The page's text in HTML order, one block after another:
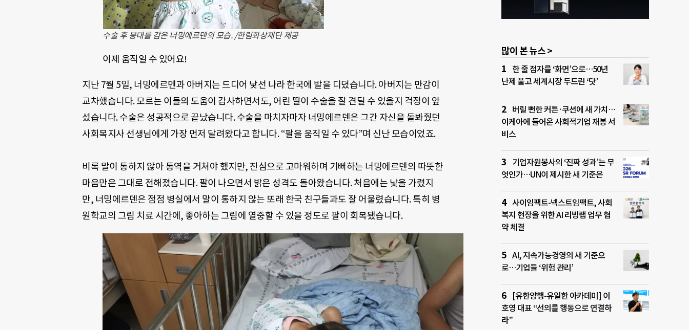
수술 후 붕대를 감은 너밍에르덴의 모습. /한림화상재단 제공
이제 움직일 수 있어요!
지난 7월 5일, 너밍에르덴과 아버지는 드디어 낯선 나라 한국에 발을 디뎠습니다. 아버지는 만감이
교차했습니다. 모르는 이들의 도움이 감사하면서도, 어린 딸이 수술을 잘 견딜 수 있을지 걱정이 앞
섰습니다. 수술은 성공적으로 끝났습니다.수술을 마치자마자 너밍에르덴은 그간 자신을 돌봐줬던
사회복지사 선생님에게 가장 먼저 달려왔다고 합니다. “팔을 움직일 수 있다”며 신난 모습이었죠.
비록 말이 통하지 않아 통역을 거쳐야 했지만, 진심으로 고마워하며 기뻐하는 너밍에르덴의 따뜻한
마음만은 그대로 전해졌습니다.팔이 나으면서 밝은 성격도 돌아왔습니다.처음에는 낯을 가렸지
만, 너밍에르덴은 점점 병실에서 말이 통하지 않는 또래 한국 친구들과도 잘 어울렸습니다.특히 병
원학교의 그림 치료 시간에 , 좋아하는 그림에 열중할 수 있을 정도로 팔이 회복됐습니다.
많이 본 뉴스 >
한 줄 점자를 ‘화면’으로…50년
난제 풀고 세계시장 두드린 ‘닷’
버릴 뻔한 커튼·쿠션에 새 가치…
이케아에 들어온 사회적기업 재봉 서
비스
기업자원봉사의 ‘진짜 성과’는 무
엇인가…UN이 제시한 새 기준은
사이임팩트-넥스트임팩트, 사회
복지 현장을 위한 AI 리빙랩 업무 협
약 체결
AI, 지속가능경영의 새 기준으
로…기업들 ‘위험 관리’
[유한양행-유일한 아카데미] 이
호영 대표 “선의를 행동으로 연결하
라”